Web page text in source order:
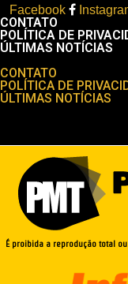
Facebook
CONTATO
POLÍTICA DE
ÚLTIMAS NOTÍCIAS
CONTATO
POLÍTICA DE
ÚLTIMAS NOTÍCIAS
É proibida a reprodução total